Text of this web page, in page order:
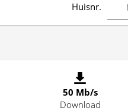
Huisnr.
50 Mb/s
Download